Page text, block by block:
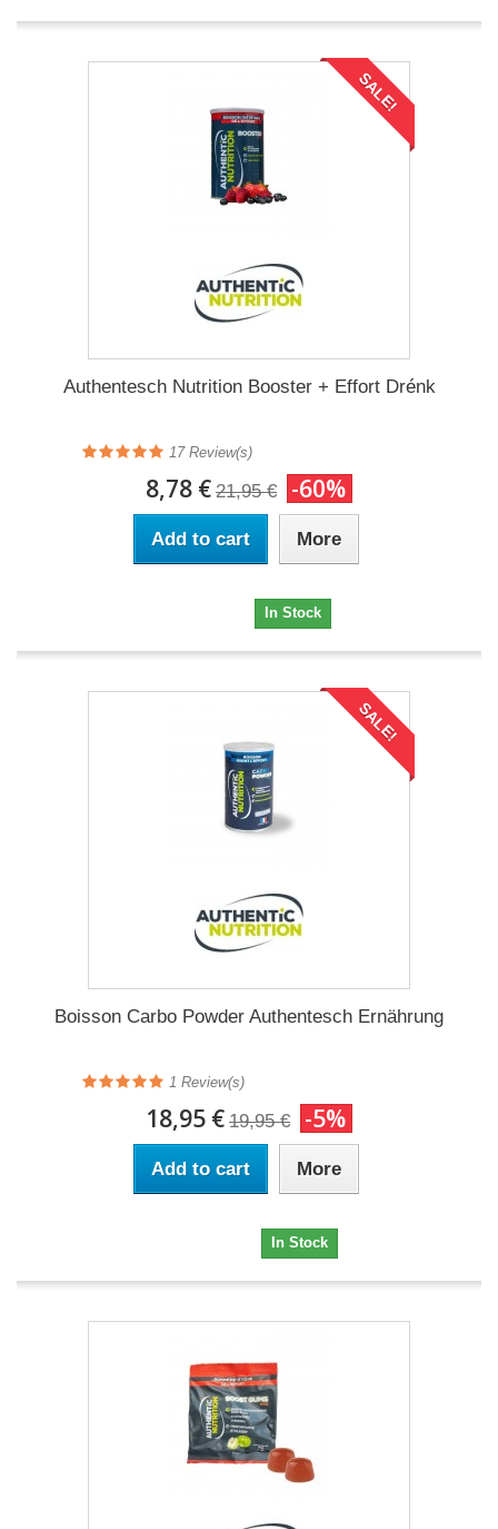
SALE!
Authentesch Nutrition Booster + Effort Drénk
17 Review(s)
8,78 € 21,95 € -60%
Add to cart More
In Stock
SALE!
Boisson Carbo Powder Authentesch Ernährung
1 Review(s)
18,95 € 19,95 € -5%
Add to cart More
In Stock